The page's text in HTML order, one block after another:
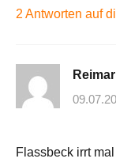
2 Antworten auf
Flassbeck irrt